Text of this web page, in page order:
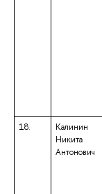
18.
Калинин
Никита
Антонович